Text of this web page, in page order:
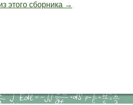
этого сборника →